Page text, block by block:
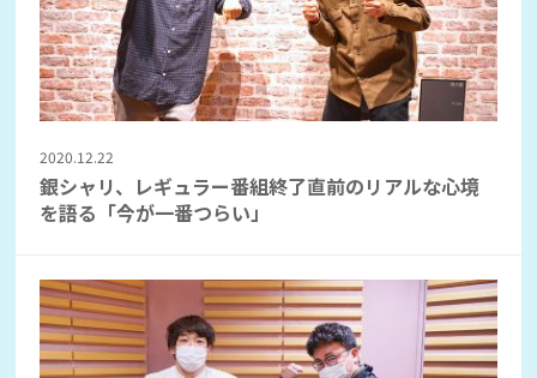
2020.12.22
銀シャリ、レギュラー番組終了直前のリアルな心境
を語る「今が一番つらい」